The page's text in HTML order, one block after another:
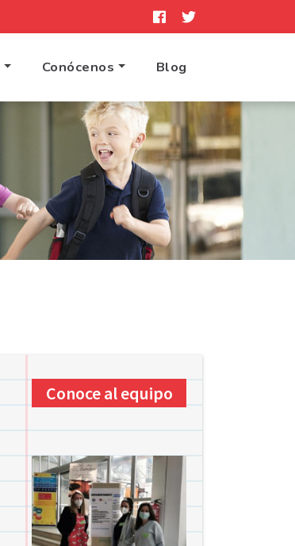
Conócenos Blog
Conoce al equipo